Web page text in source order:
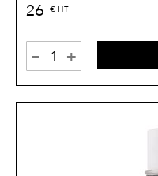
26 € HT
- +